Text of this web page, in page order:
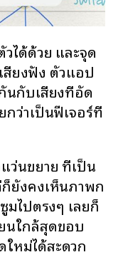
ได้ด้วย และจุด
สียงฟัง ตัวแอป
นกับเสียงที่อัด
กว่าเป็นฟีเจอร์ที่
ว่นขยาย ที่เป็น
ยังคงเห็นภาพก
มไปตรงๆ เลยก็
นใกล้สุดขอบ
หม่ได้สะดวก